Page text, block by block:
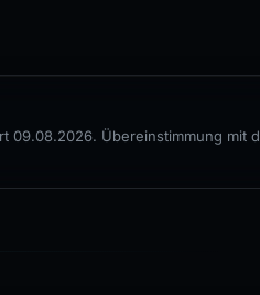
09.08.2026. Übereinstimmung mit